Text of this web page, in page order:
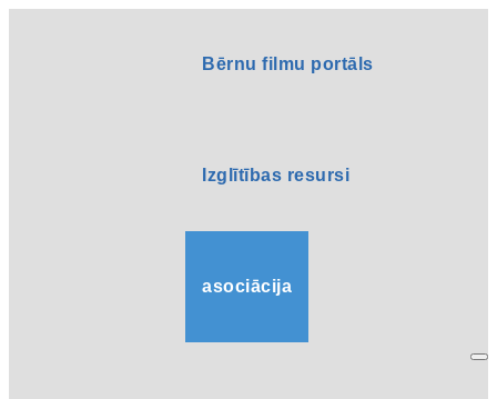
Bērnu filmu portāls
Izglītības resursi
asociācija